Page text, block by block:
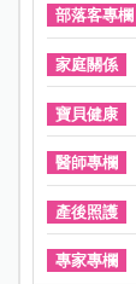
部落客專欄
家庭關係
寶貝健康
醫師專欄
產後照護
專家專欄